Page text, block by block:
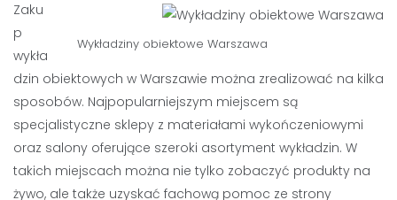
Wykładziny obiektowe Warszawa
Zaku
p
wykła
dzin obiektowych w Warszawie można zrealizować na kilka
sposobów. Najpopularniejszym miejscem są
specjalistyczne sklepy z materiałami wykończeniowymi
oraz salony oferujące szeroki asortyment wykładzin. W
takich miejscach można nie tylko zobaczyć produkty na
żywo, ale także uzyskać fachową pomoc ze strony